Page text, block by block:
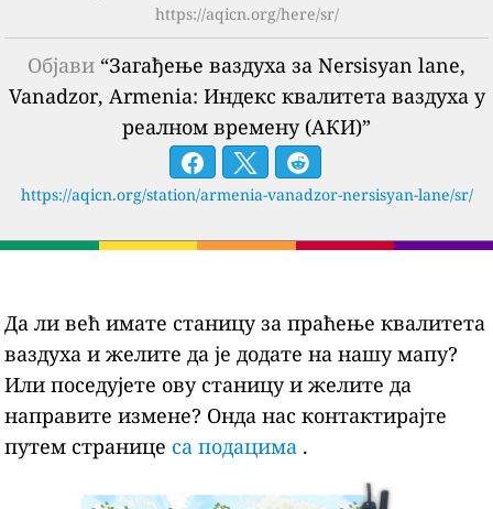
https://aqicn.org/here/sr/
Објави “Загађење ваздуха за Nersisyan lane,
Vanadzor, Armenia: Индекс квалитета ваздуха у
реалном времену (АКИ)”
https://aqicn.org/station/armenia-vanadzor-nersisyan-lane/sr/
Да ли већ имате станицу за праћење квалитета
ваздуха и желите да је додате на нашу мапу?
Или поседујете ову станицу и желите да
направите измене? Онда нас контактирајте
путем странице са подацима .